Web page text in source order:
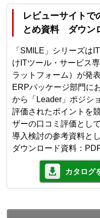
レビューサイトで
とめ資料 ダウン
「SMILE」シリーズは
けITツール・サービス
ラットフォーム）が発
ERPパッケージ部門に
から「Leader」ポジシ
評価されたポイントを
ザーの口コミ評価とし
導入検討の参考資料と
ダウンロード資料：
カタログ